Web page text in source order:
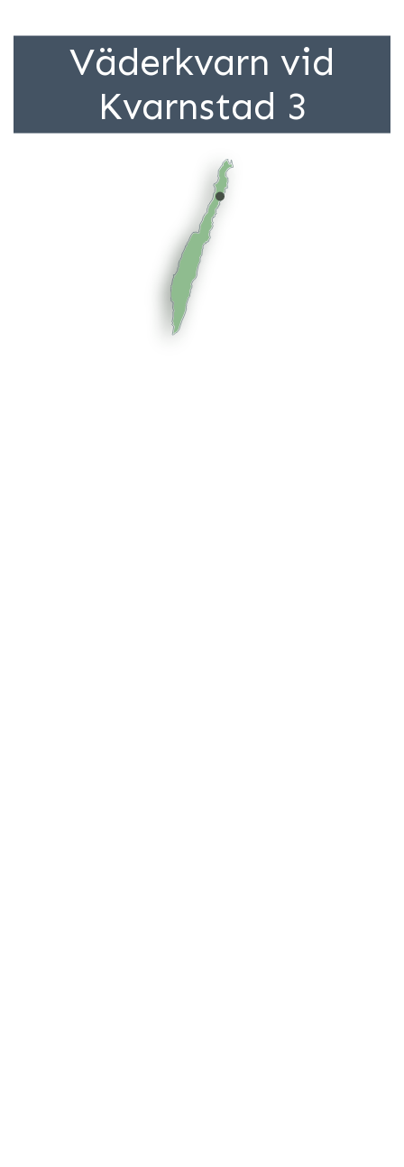
Väderkvarn vid
Kvarnstad 3